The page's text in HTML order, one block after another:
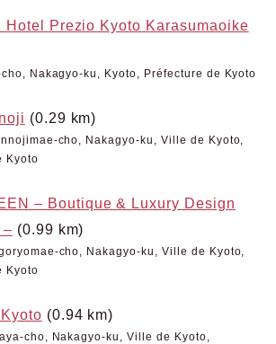
Hotel Prezio Kyoto Karasumaoike
Nakagyo-ku, Kyoto, Préfecture de Kyoto
(0.29 km)
cho, Nakagyo-ku, Ville de Kyoto,
Kyoto
– Boutique & Luxury Design
(0.99 km)
cho, Nakagyo-ku, Ville de Kyoto,
Kyoto
(0.94 km)
cho, Nakagyo-ku, Ville de Kyoto,